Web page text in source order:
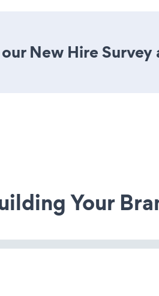
New Hire Survey
Your